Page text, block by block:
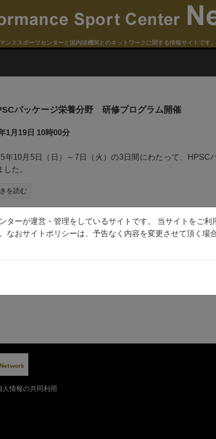
ンススポーツセンターと国内諸機関とのネットワークに関する情報サイトです。
パッケージ栄養分野 研修プログラム開催
1月19日 10時00分
年10月5日（日）～7日（火）の3日間にわたって、HPSC
した。
を読む
前へ 一覧へ
人情報の共同利用
ターが運営・管理をしているサイトです。 当サイトをご利
なおサイトポリシーは、予告なく内容を変更させて頂く場